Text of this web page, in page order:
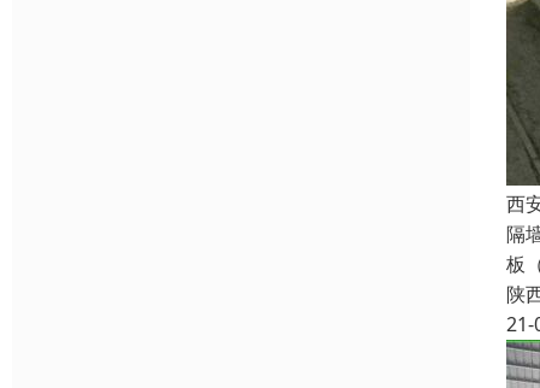
西
隔
板
陕
21-